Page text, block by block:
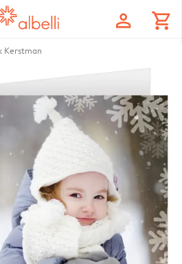
profile shopping_cart
Kerstman